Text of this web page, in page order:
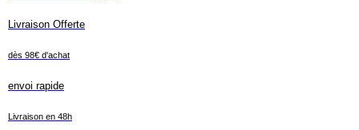
Livraison Offerte
dès 98€ d'achat
envoi rapide
Livraison en 48h